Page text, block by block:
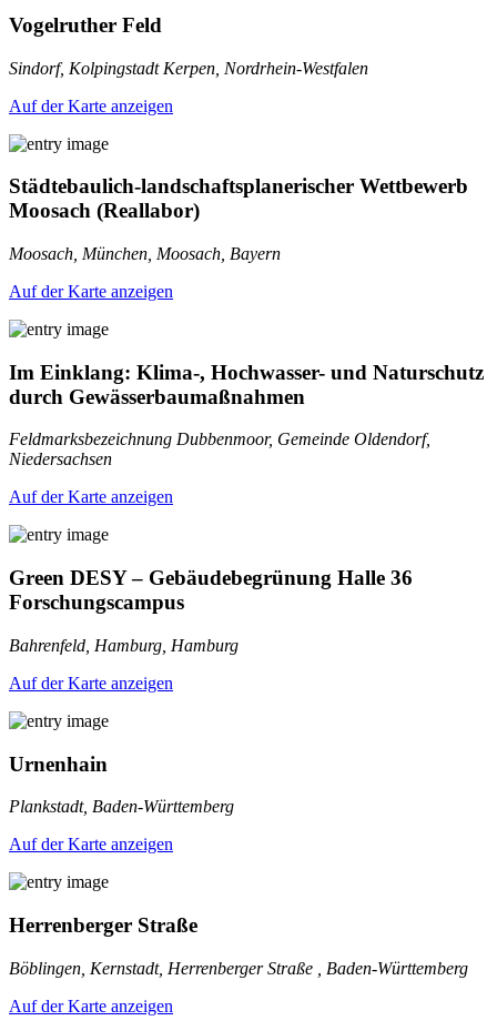
Vogelruther Feld
Sindorf, Kolpingstadt Kerpen, Nordrhein-Westfalen
Auf der Karte anzeigen
Städtebaulich-landschaftsplanerischer Wettbewerb
Moosach (Reallabor)
Moosach, München, Moosach, Bayern
Auf der Karte anzeigen
Im Einklang: Klima-, Hochwasser- und Naturschutz
durch Gewässerbaumaßnahmen
Feldmarksbezeichnung Dubbenmoor, Gemeinde Oldendorf,
Niedersachsen
Auf der Karte anzeigen
Green DESY – Gebäudebegrünung Halle 36
Forschungscampus
Bahrenfeld, Hamburg, Hamburg
Auf der Karte anzeigen
Urnenhain
Plankstadt, Baden-Württemberg
Auf der Karte anzeigen
Herrenberger Straße
Böblingen, Kernstadt, Herrenberger Straße , Baden-Württemberg
Auf der Karte anzeigen